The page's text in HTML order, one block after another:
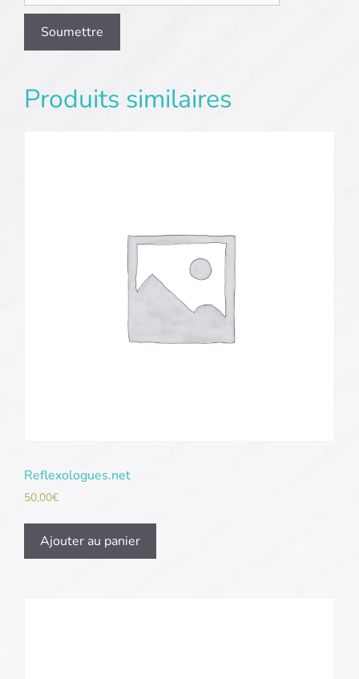
Produits similaires
Reflexologues.net
50,00€
Ajouter au panier